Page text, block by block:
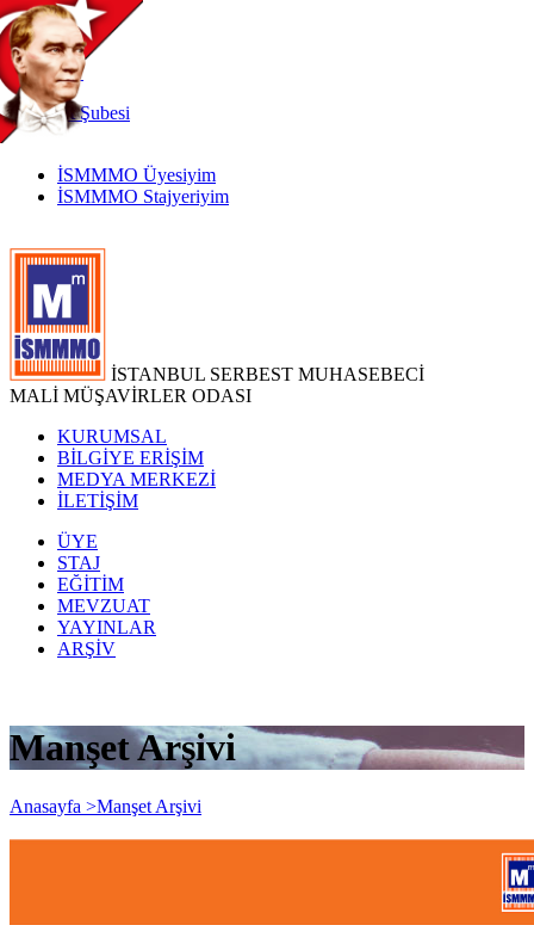
TR
|
EN
İnternetŞubesi
İSMMMO Üyesiyim
İSMMMO Stajyeriyim
İSTANBUL SERBEST MUHASEBECİ
MALİ MÜŞAVİRLER ODASI
KURUMSAL
BİLGİYE ERİŞİM
MEDYA MERKEZİ
İLETİŞİM
ÜYE
STAJ
EĞİTİM
MEVZUAT
YAYINLAR
ARŞİV
Manşet Arşivi
Anasayfa >Manşet Arşivi